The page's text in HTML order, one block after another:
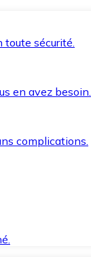
sécurité.
en avez besoin.
complications.